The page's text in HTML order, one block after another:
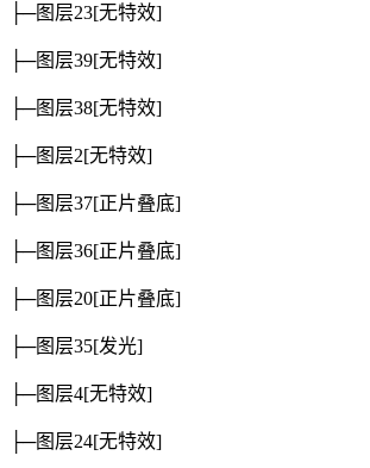
├─图层23[无特效]
├─图层39[无特效]
├─图层38[无特效]
├─图层2[无特效]
├─图层37[正片叠底]
├─图层36[正片叠底]
├─图层20[正片叠底]
├─图层35[发光]
├─图层4[无特效]
├─图层24[无特效]